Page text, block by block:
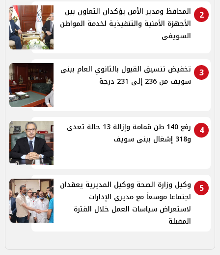
2
المحافظ ومدير الأمن يؤكدان التعاون بين
الأجهزة الأمنية والتنفيذية لخدمة المواطن
السويفى
3
تخفيض تنسيق القبول بالثانوي العام ببنى
سويف من 236 إلى 231 درجة
4
رفع 140 طن قمامة وإزالة 13 حالة تعدى
و318 إشغال ببنى سويف
5
وكيل وزارة الصحة ووكيل المديرية يعقدان
اجتماعا موسعاً مع مديري الإدارات
لاستعراض سياسات العمل خلال الفترة
المقبلة